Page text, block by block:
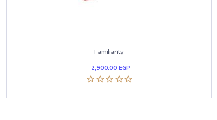
Familiarity
2,900.00EGP